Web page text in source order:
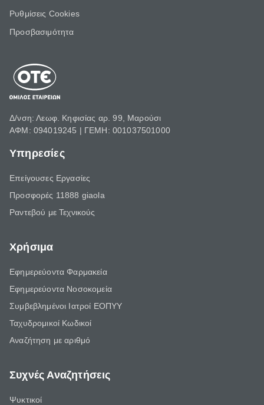
Ρυθμίσεις Cookies
Προσβασιμότητα
Δ/νση: Λεωφ. Κηφισίας αρ. 99, Μαρούσι
ΑΦΜ: 094019245 | ΓΕΜΗ: 001037501000
Υπηρεσίες
Επείγουσες Εργασίες
Προσφορές 11888 giaola
Ραντεβού με Τεχνικούς
Χρήσιμα
Εφημερεύοντα Φαρμακεία
Εφημερεύοντα Νοσοκομεία
Συμβεβλημένοι Ιατροί ΕΟΠΥΥ
Ταχυδρομικοί Κωδικοί
Αναζήτηση με αριθμό
Συχνές Αναζητήσεις
Ψυκτικοί